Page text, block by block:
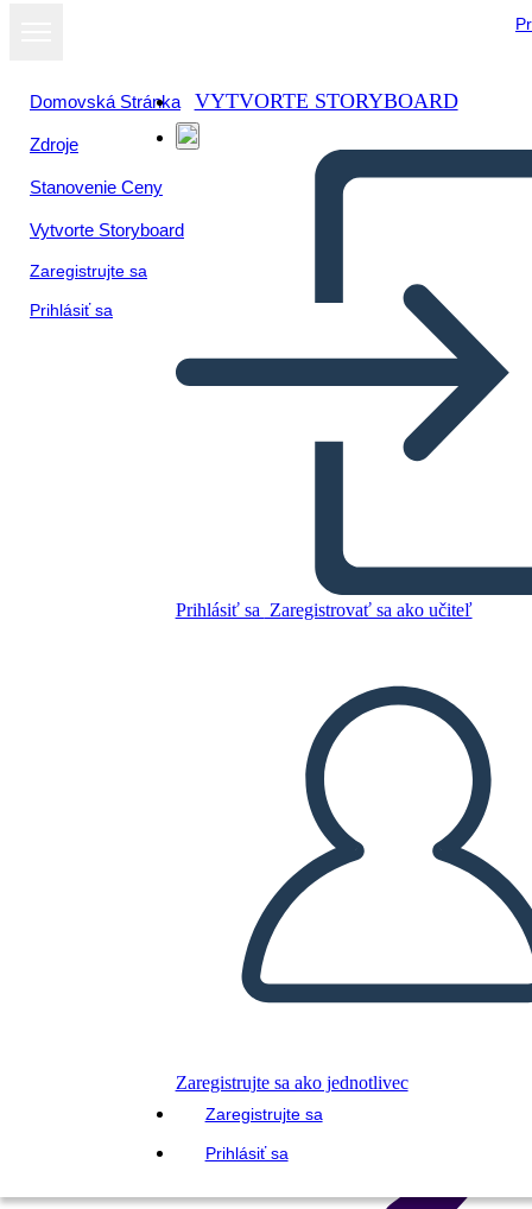
Domovská Stránka
Zdroje
Stanovenie Ceny
Vytvorte Storyboard
Zaregistrujte sa
Prihlásiť sa
VYTVORTE STORYBOARD
Prihlásiť sa Zaregistrovať sa ako učiteľ
Zaregistrujte sa ako jednotlivec
Zaregistrujte sa
Prihlásiť sa
PREHRAŤ PREZENTÁCIU
ČÍTAJ MI